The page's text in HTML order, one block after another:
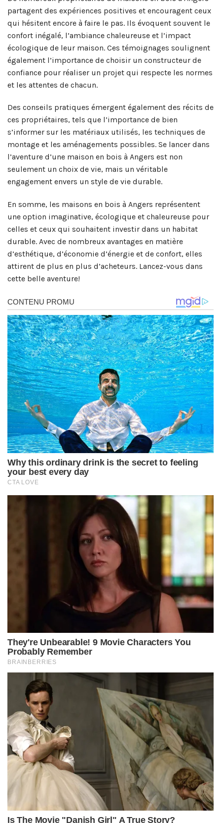
partagent des expériences positives et encouragent ceux
qui hésitent encore à faire le pas. Ils évoquent souvent le
confort inégalé, l’ambiance chaleureuse et l’impact
écologique de leur maison. Ces témoignages soulignent
également l’importance de choisir un constructeur de
confiance pour réaliser un projet qui respecte les normes
et les attentes de chacun.
Des conseils pratiques émergent également des récits de
ces propriétaires, tels que l’importance de bien
s’informer sur les matériaux utilisés, les techniques de
montage et les aménagements possibles. Se lancer dans
l’aventure d’une maison en bois à Angers est non
seulement un choix de vie, mais un véritable
engagement envers un style de vie durable.
En somme, les maisons en bois à Angers représentent
une option imaginative, écologique et chaleureuse pour
celles et ceux qui souhaitent investir dans un habitat
durable. Avec de nombreux avantages en matière
d’esthétique, d’économie d’énergie et de confort, elles
attirent de plus en plus d’acheteurs. Lancez-vous dans
cette belle aventure!